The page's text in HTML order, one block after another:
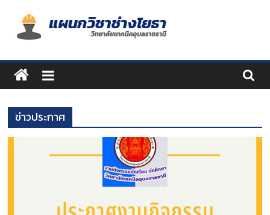
content
แผนก
วิชา
ช่าง
โยธา
ข่าวประกาศ